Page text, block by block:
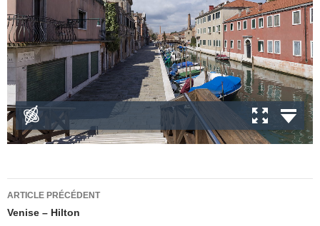
Navigation
des
ARTICLE PRÉCÉDENT
Venise – Hilton